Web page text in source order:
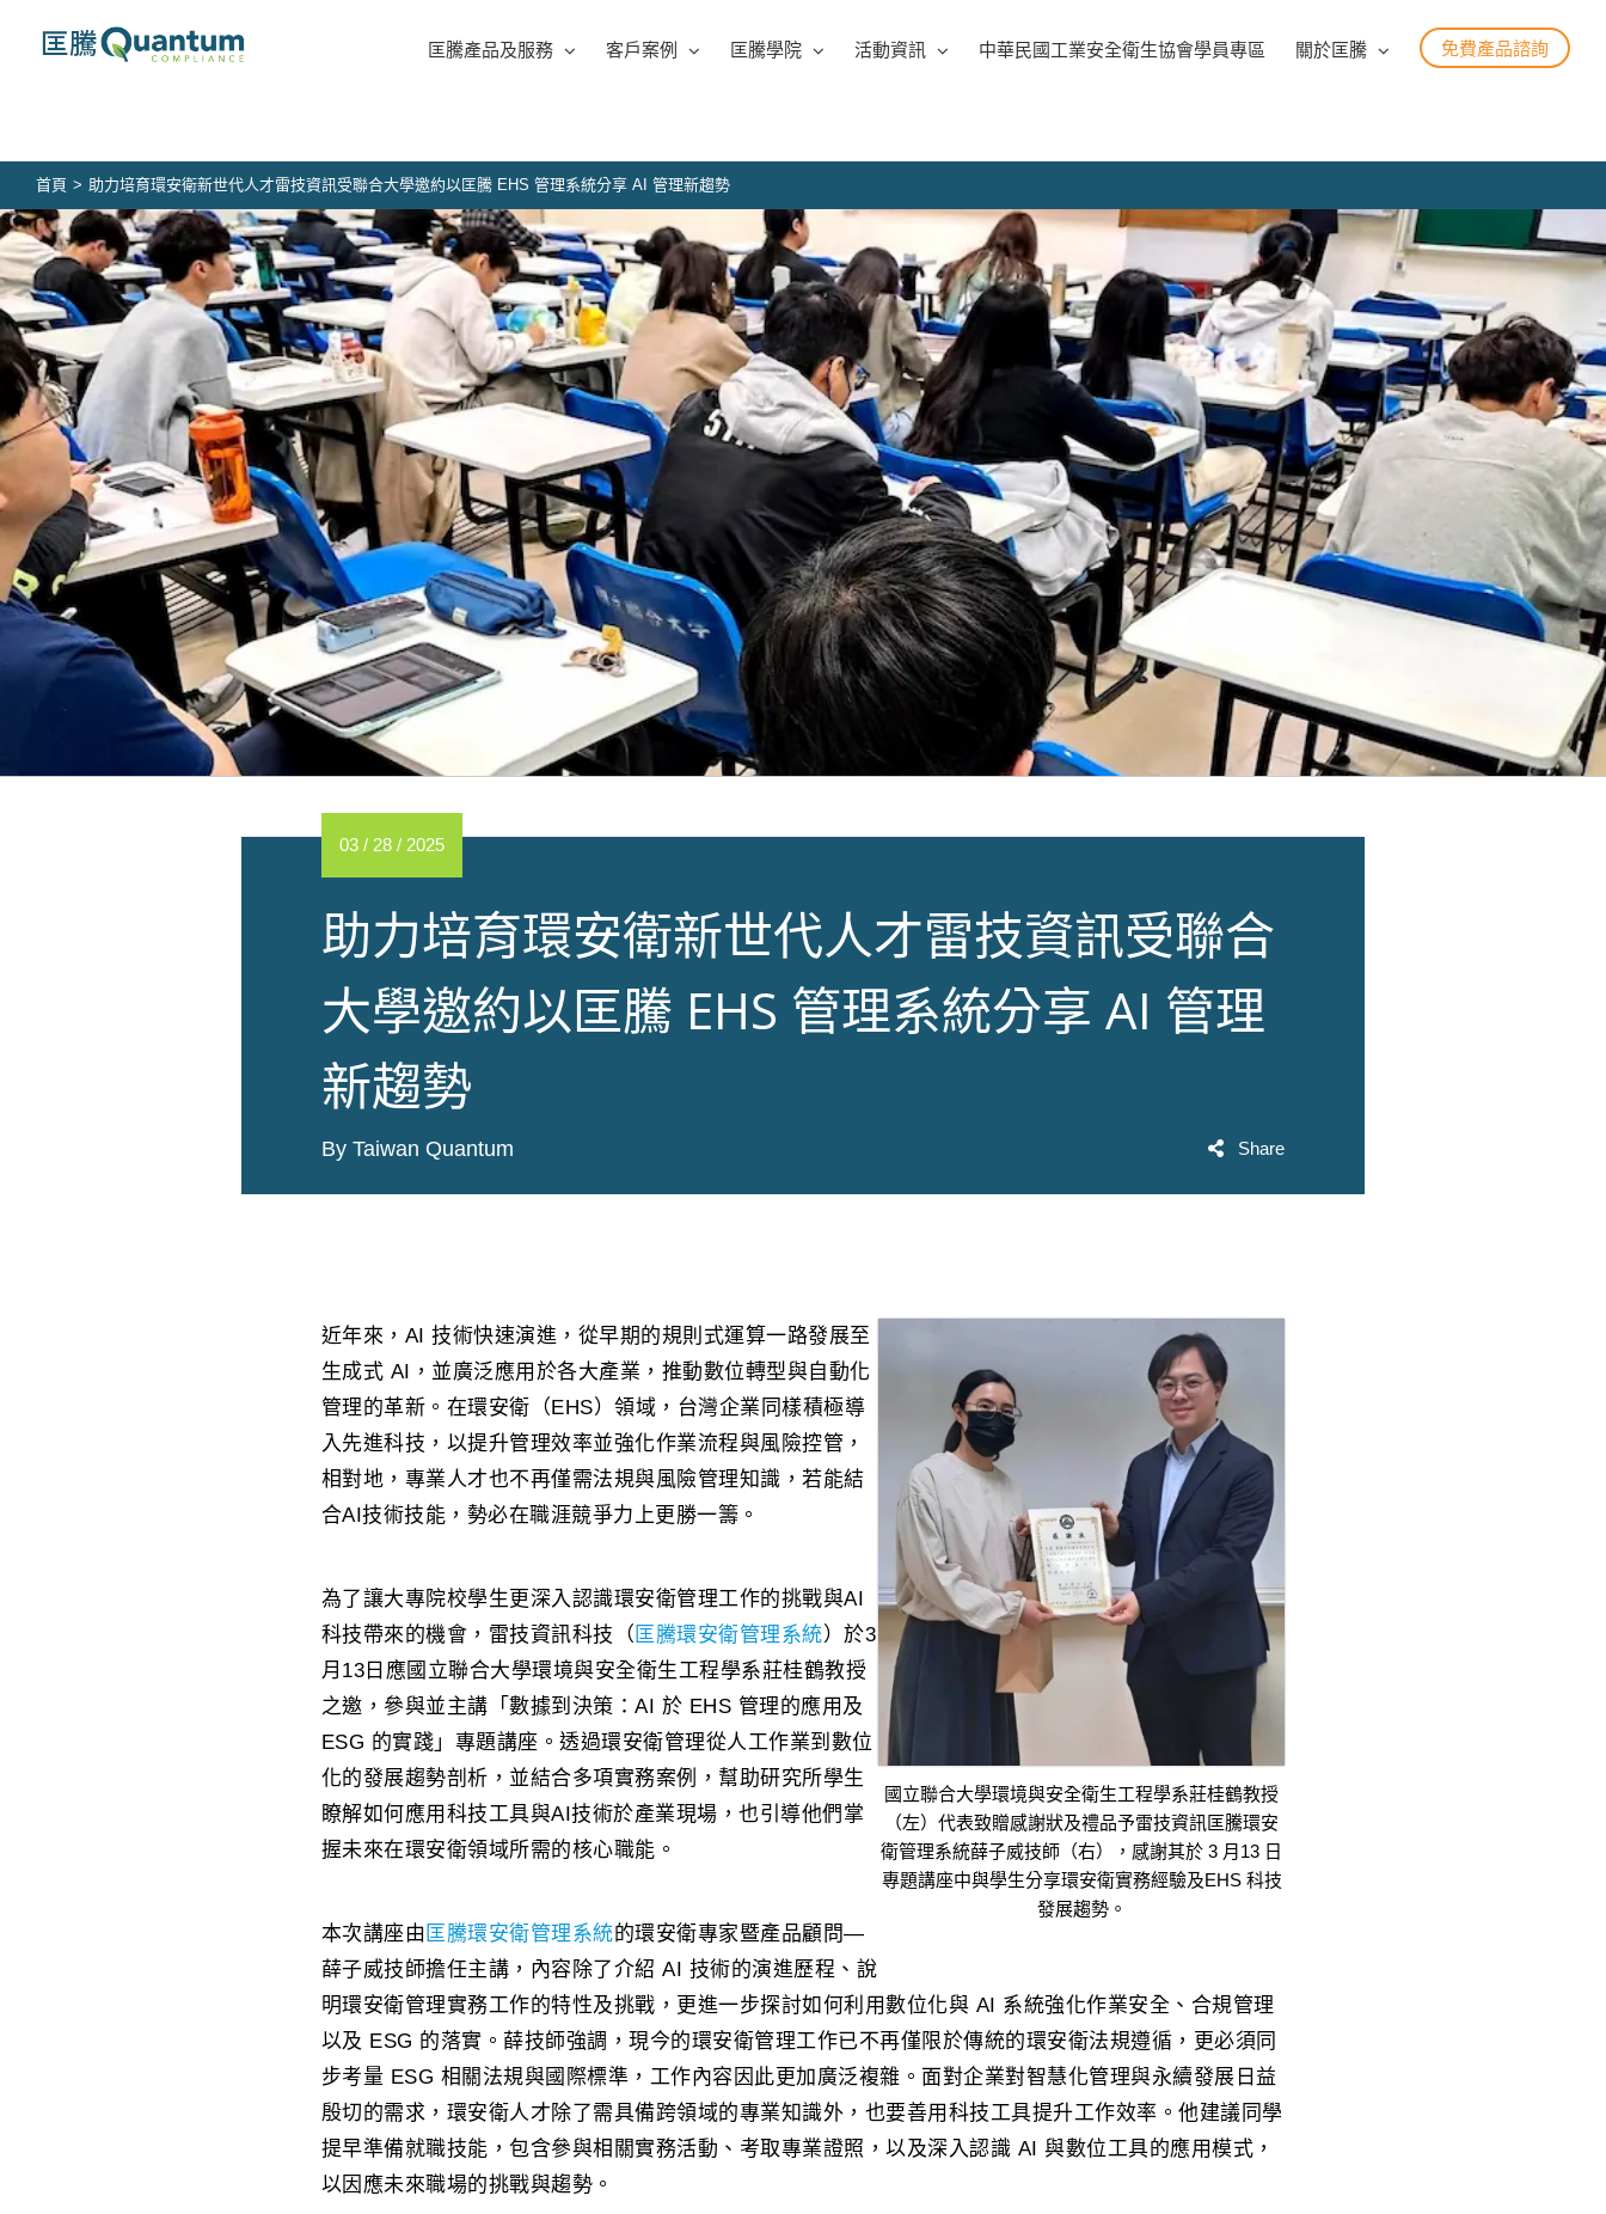
匡騰產品及服務 客戶案例 匡騰學院 活動資訊 中華民國工業安全衛生協會學員專區 關於匡騰 免費產品諮詢
首頁 > 助力培育環安衛新世代人才雷技資訊受聯合大學邀約以匡騰 EHS 管理系統分享 AI 管理新趨勢
03 / 28 / 2025
助力培育環安衛新世代人才雷技資訊受聯合
大學邀約以匡騰 EHS 管理系統分享 AI 管理
新趨勢
By Taiwan Quantum Share
國立聯合大學環境與安全衛生工程學系莊桂鶴教授
（左）代表致贈感謝狀及禮品予雷技資訊匡騰環安
衛管理系統薛子威技師（右），感謝其於 3 月13 日
專題講座中與學生分享環安衛實務經驗及EHS 科技
發展趨勢。
近年來，AI 技術快速演進，從早期的規則式運算一路發展至
生成式 AI，並廣泛應用於各大產業，推動數位轉型與自動化
管理的革新。在環安衛（EHS）領域，台灣企業同樣積極導
入先進科技，以提升管理效率並強化作業流程與風險控管，
相對地，專業人才也不再僅需法規與風險管理知識，若能結
合AI技術技能，勢必在職涯競爭力上更勝一籌。
為了讓大專院校學生更深入認識環安衛管理工作的挑戰與AI
科技帶來的機會，雷技資訊科技（ 匡騰環安衛管理系統）於3
月13日應國立聯合大學環境與安全衛生工程學系莊桂鶴教授
之邀，參與並主講「數據到決策：AI 於 EHS 管理的應用及
ESG 的實踐」專題講座。透過環安衛管理從人工作業到數位
化的發展趨勢剖析，並結合多項實務案例，幫助研究所學生
瞭解如何應用科技工具與AI技術於產業現場，也引導他們掌
握未來在環安衛領域所需的核心職能。
本次講座由 匡騰環安衛管理系統的環安衛專家暨產品顧問—
薛子威技師擔任主講，內容除了介紹 AI 技術的演進歷程、說
明環安衛管理實務工作的特性及挑戰，更進一步探討如何利用數位化與 AI 系統強化作業安全、合規管理
以及 ESG 的落實。薛技師強調，現今的環安衛管理工作已不再僅限於傳統的環安衛法規遵循，更必須同
步考量 ESG 相關法規與國際標準，工作內容因此更加廣泛複雜。面對企業對智慧化管理與永續發展日益
殷切的需求，環安衛人才除了需具備跨領域的專業知識外，也要善用科技工具提升工作效率。他建議同學
提早準備就職技能，包含參與相關實務活動、考取專業證照，以及深入認識 AI 與數位工具的應用模式，
以因應未來職場的挑戰與趨勢。